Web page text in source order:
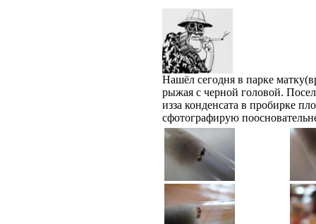
Нашёл сегодня в парке
рыжая с черной головой.
изза конденсата в пробирке
сфотографирую